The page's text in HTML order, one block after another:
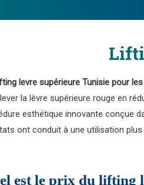
levre supérieure Tunisie pour
la lèvre supérieure rouge en
esthétique innovante conçue
ont conduit à une utilisation
est le prix du lifting